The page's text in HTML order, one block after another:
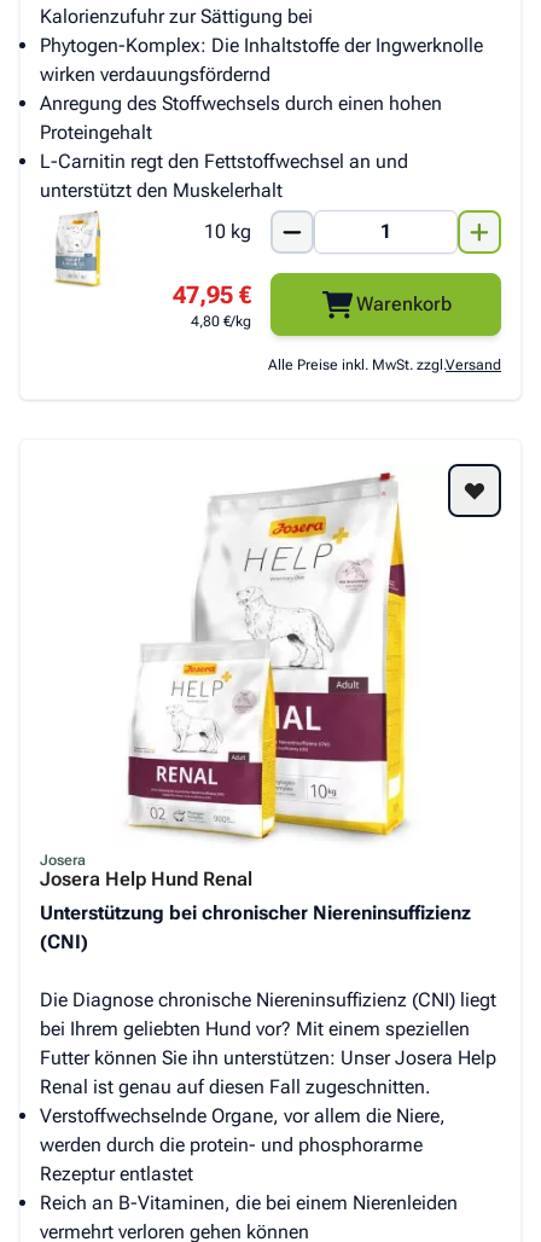
Kalorienzufuhr zur Sättigung bei
Phytogen-Komplex: Die Inhaltstoffe der Ingwerknolle
wirken verdauungsfördernd
Anregung des Stoffwechsels durch einen hohen
Proteingehalt
L-Carnitin regt den Fettstoffwechsel an und
unterstützt den Muskelerhalt
10 kg
47,95 €
4,80 €/kg
Warenkorb
Alle Preise inkl. MwSt. zzgl.Versand
Josera
Josera Help Hund Renal
Unterstützung bei chronischer Niereninsuffizienz
(CNI)
Die Diagnose chronische Niereninsuffizienz (CNI) liegt
bei Ihrem geliebten Hund vor? Mit einem speziellen
Futter können Sie ihn unterstützen: Unser Josera Help
Renal ist genau auf diesen Fall zugeschnitten.
Verstoffwechselnde Organe, vor allem die Niere,
werden durch die protein- und phosphorarme
Rezeptur entlastet
Reich an B-Vitaminen, die bei einem Nierenleiden
vermehrt verloren gehen können